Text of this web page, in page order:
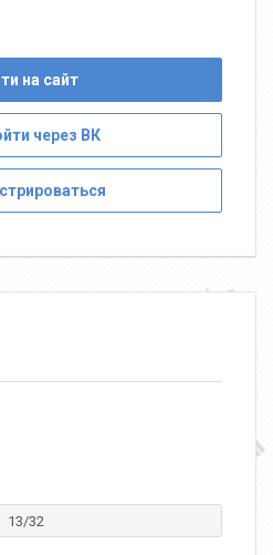
на сайт
через ВК
13/32